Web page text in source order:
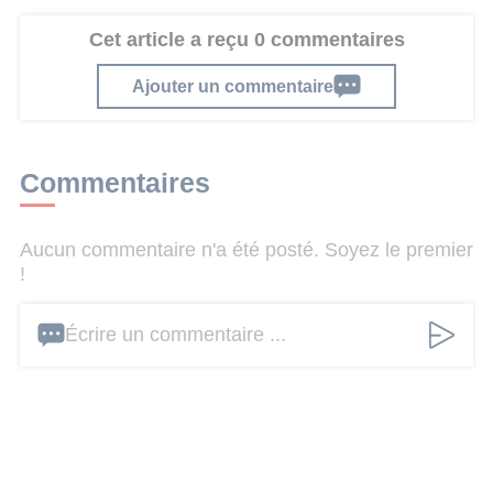
Cet article a reçu 0 commentaires
Ajouter un commentaire
Commentaires
Aucun commentaire n'a été posté. Soyez le premier
!
Écrire un commentaire ...